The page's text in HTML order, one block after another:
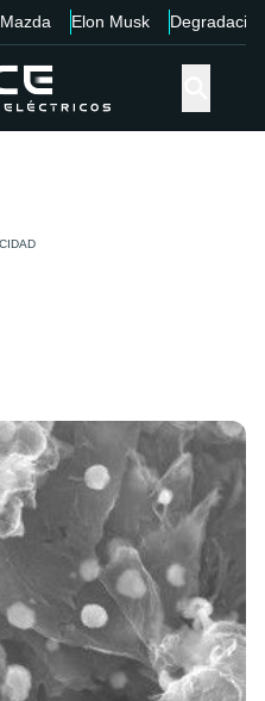
Mazda Elon Musk Degradación